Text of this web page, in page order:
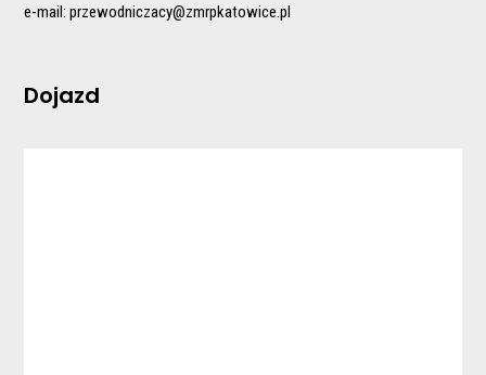
e-mail:przewodniczacy@zmrpkatowice.pl
Dojazd